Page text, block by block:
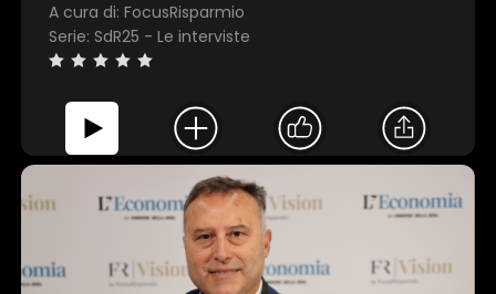
A cura di: FocusRisparmio
Serie: SdR25 - Le interviste